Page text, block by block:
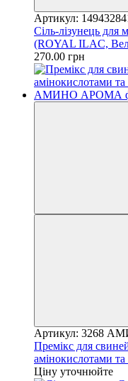
Артикул:
Сіль-лізунець для
(ROYAL ILAC,
270.00 грн
Артикул: 3268
Премікс для
амінокислотами
Ціну уточнюйте